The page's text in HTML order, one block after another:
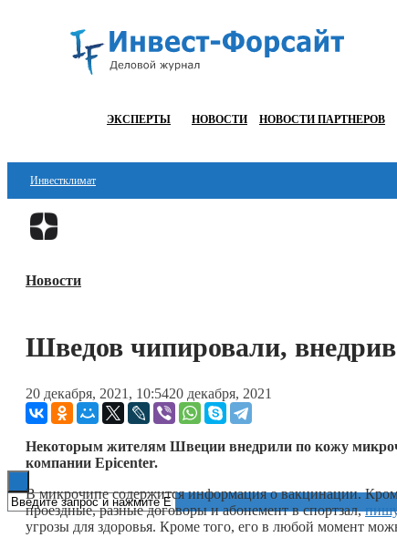
ЭКСПЕРТЫ НОВОСТИ НОВОСТИ ПАРТНЕРОВ
Инвестклимат
Финансы
Блокчейн
Технологии
ESG
Новости
Шведов чипировали,
20 декабря, 2021, 10:5420 декабря, 2021
Некоторым жителям Швеции внедрили по кожу
компании Epicenter.
В микрочипе содержится информация о вакцинации.
проездные, разные договоры и абонемент в спортзал,
угрозы для здоровья. Кроме того, его в любой момент